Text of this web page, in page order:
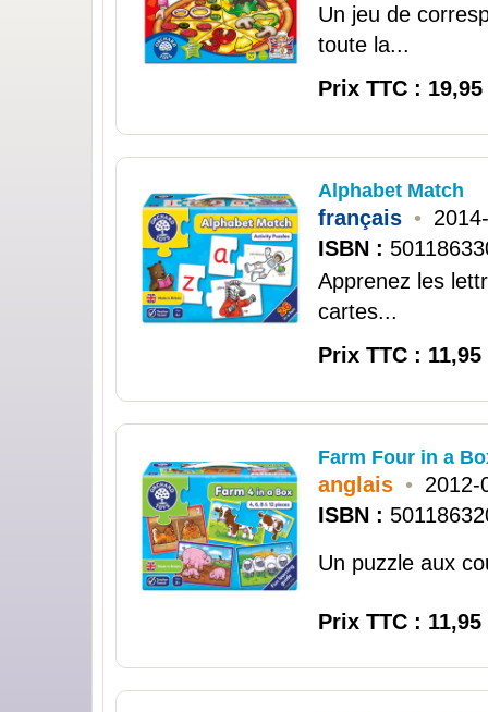
Un jeu de
toute la...
Prix TTC : 19,95
Alphabet Match
français •
ISBN :
Apprenez les
cartes...
Prix TTC : 11,95
Farm Four in a
anglais • 2012-
ISBN :
Un puzzle aux
Prix TTC : 11,95